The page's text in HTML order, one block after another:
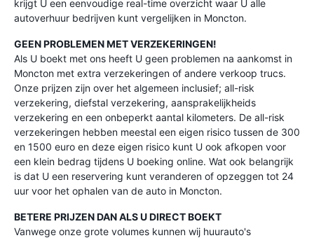
krijgt U een eenvoudige real-time overzicht waar U alle
autoverhuur bedrijven kunt vergelijken in Moncton.
GEEN PROBLEMEN MET VERZEKERINGEN!
Als U boekt met ons heeft U geen problemen na aankomst in
Moncton met extra verzekeringen of andere verkoop trucs.
Onze prijzen zijn over het algemeen inclusief; all-risk
verzekering, diefstal verzekering, aansprakelijkheids
verzekering en een onbeperkt aantal kilometers. De all-risk
verzekeringen hebben meestal een eigen risico tussen de 300
en 1500 euro en deze eigen risico kunt U ook afkopen voor
een klein bedrag tijdens U boeking online. Wat ook belangrijk
is dat U een reservering kunt veranderen of opzeggen tot 24
uur voor het ophalen van de auto in Moncton.
BETERE PRIJZEN DAN ALS U DIRECT BOEKT
Vanwege onze grote volumes kunnen wij huurauto's